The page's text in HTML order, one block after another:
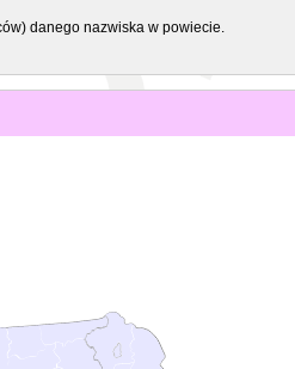
danego nazwiska w powiecie.